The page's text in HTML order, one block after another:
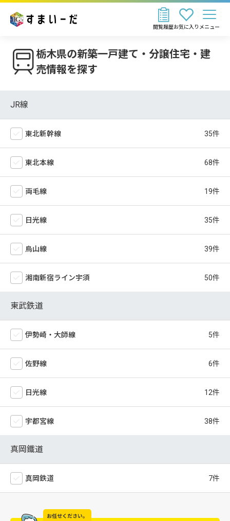
お気に入り
閲覧履歴 メニュー
栃木県の新築一戸建て・分譲住宅・建
売情報を探す
JR線
東北新幹線
東北本線
両毛線
日光線
烏山線
湘南新宿ライン宇須
東武鉄道
伊勢崎・大師線
佐野線
日光線
宇都宮線
真岡鐵道
真岡鉄道
お任せください。